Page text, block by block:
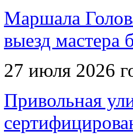
Маршала
выезд мастера
27 июля 2026
Привольная